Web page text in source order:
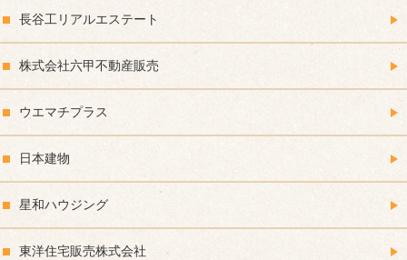
長谷工リアルエステート
株式会社六甲不動産販売
ウエマチプラス
日本建物
星和ハウジング
東洋住宅販売株式会社